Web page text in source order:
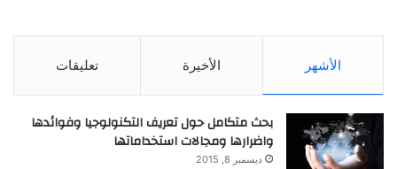
الأشهر الأخيرة تعليقات
بحث متكامل حول تعريف التكنولوجيا وفوائدها
واضرارها ومجالات استخداماتها
ديسمبر 8, 2015